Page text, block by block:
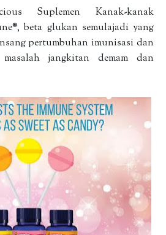
Suplemen Kanak-kanak
beta glukan semulajadi yang
pertumbuhan imunisasi dan
jangkitan demam dan